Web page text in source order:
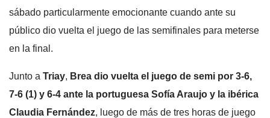
sábado particularmente emocionante cuando ante su
público dio vuelta el juego de las semifinales para meterse
en la final.
Junto a Triay, Brea dio vuelta el juego de semi por 3-6,
7-6 (1) y 6-4 ante la portuguesa Sofía Araujo y la ibérica
Claudia Fernández, luego de más de tres horas de juego